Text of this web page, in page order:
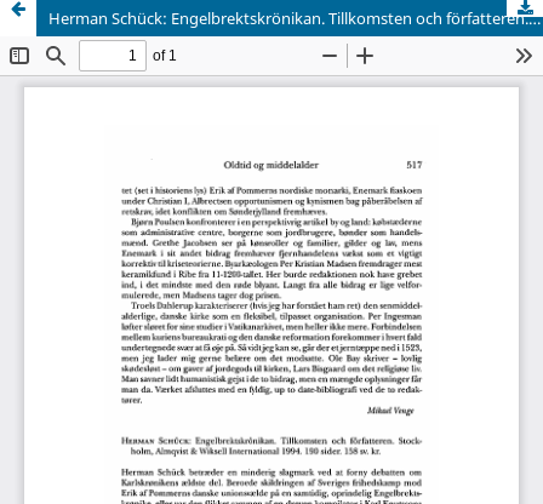
Herman Schück: Engelbrektskrönikan. Tillkomsten och författeren. Stockholm, Almqvist & Wiksell International 1994. 190 sider. 158 sv. kr.